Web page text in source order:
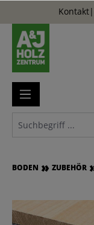
Kontakt|
BODEN ZUBEHÖR